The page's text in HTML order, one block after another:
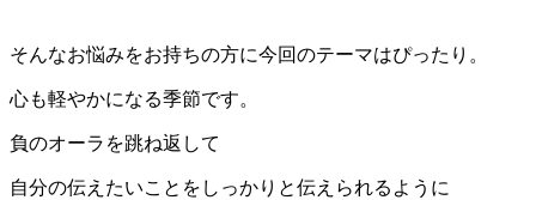
そんなお悩みをお持ちの方に今回のテーマはぴったり。
心も軽やかになる季節です。
負のオーラを跳ね返して
自分の伝えたいことをしっかりと伝えられるように